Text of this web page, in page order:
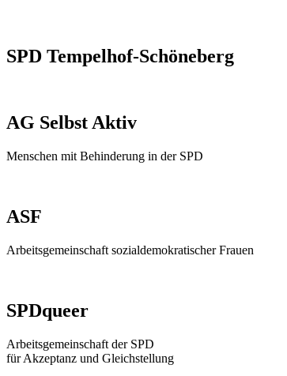
SPD Tempelhof-Schöneberg
AG Selbst Aktiv
Menschen mit Behinderung in der SPD
ASF
Arbeitsgemeinschaft sozialdemokratischer Frauen
SPDqueer
Arbeitsgemeinschaft der SPD
für Akzeptanz und Gleichstellung